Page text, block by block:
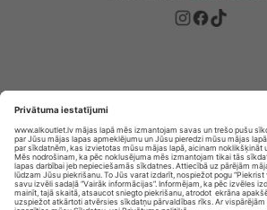
Privātuma
E-veikala lietošanas